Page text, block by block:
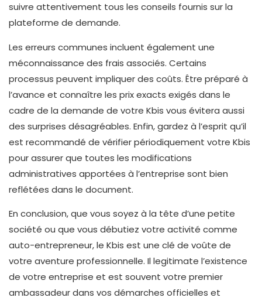
suivre attentivement tous les conseils fournis sur la
plateforme de demande.
Les erreurs communes incluent également une
méconnaissance des frais associés. Certains
processus peuvent impliquer des coûts. Être préparé à
l’avance et connaître les prix exacts exigés dans le
cadre de la demande de votre Kbis vous évitera aussi
des surprises désagréables. Enfin, gardez à l’esprit qu’il
est recommandé de vérifier périodiquement votre Kbis
pour assurer que toutes les modifications
administratives apportées à l’entreprise sont bien
reflétées dans le document.
En conclusion, que vous soyez à la tête d’une petite
société ou que vous débutiez votre activité comme
auto-entrepreneur, le Kbis est une clé de voûte de
votre aventure professionnelle. Il legitimate l’existence
de votre entreprise et est souvent votre premier
ambassadeur dans vos démarches officielles et